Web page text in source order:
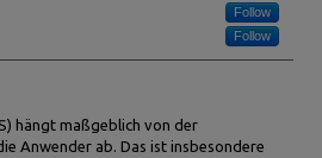
Follow
Follow
hängt maßgeblich von der
Anwender ab. Das ist insbesondere